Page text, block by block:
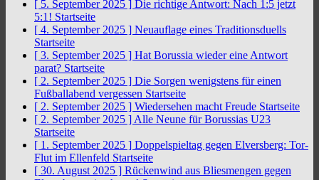
[ 5. September 2025 ] Die richtige Antwort: Nach 1:5 jetzt
5:1! Startseite
[ 4. September 2025 ] Neuauflage eines Traditionsduells
Startseite
[ 3. September 2025 ] Hat Borussia wieder eine Antwort
parat? Startseite
[ 2. September 2025 ] Die Sorgen wenigstens für einen
Fußballabend vergessen Startseite
[ 2. September 2025 ] Wiedersehen macht Freude Startseite
[ 2. September 2025 ] Alle Neune für Borussias U23
Startseite
[ 1. September 2025 ] Doppelspieltag gegen Elversberg: Tor-
Flut im Ellenfeld Startseite
[ 30. August 2025 ] Rückenwind aus Bliesmengen gegen